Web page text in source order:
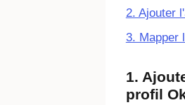
2. Ajouter
3. Mapper
1.
profil